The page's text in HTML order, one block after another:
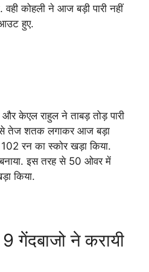
कोहली ने आज बड़ी पारी नहीं
हुए.
केएल राहुल ने ताबड़ तोड़ पारी
तेज शतक लगाकर आज बड़ा
102 रन का स्कोर खड़ा किया.
इस तरह से 50 ओवर में
किया.
गेंदबाजो ने करायी